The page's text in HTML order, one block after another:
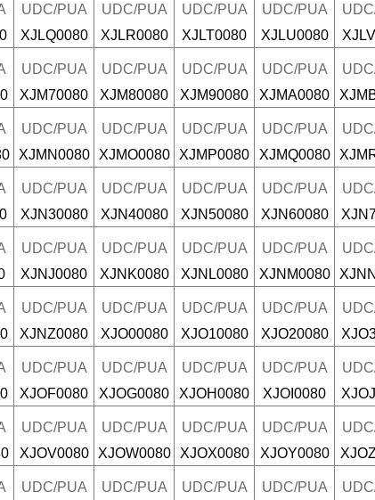
UDC/PUA
XJLQ0080
UDC/PUA
XJLR0080
UDC/PUA
XJLT0080
UDC/PUA
XJLU0080
UDC/PUA
XJM70080
UDC/PUA
XJM80080
UDC/PUA
XJM90080
UDC/PUA
XJMA0080
UDC/PUA
XJMN0080
UDC/PUA
XJMO0080
UDC/PUA
XJMP0080
UDC/PUA
XJMQ0080
UDC/PUA
XJN30080
UDC/PUA
XJN40080
UDC/PUA
XJN50080
UDC/PUA
XJN60080
UDC/PUA
XJNJ0080
UDC/PUA
XJNK0080
UDC/PUA
XJNL0080
UDC/PUA
XJNM0080
UDC/PUA
XJNZ0080
UDC/PUA
XJO00080
UDC/PUA
XJO10080
UDC/PUA
XJO20080
UDC/PUA
XJOF0080
UDC/PUA
XJOG0080
UDC/PUA
XJOH0080
UDC/PUA
XJOI0080
UDC/PUA
XJOV0080
UDC/PUA
XJOW0080
UDC/PUA
XJOX0080
UDC/PUA
XJOY0080
UDC/PUA
UDC/PUA
UDC/PUA
UDC/PUA